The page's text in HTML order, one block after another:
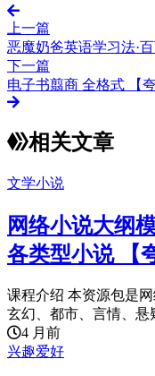
上一篇
恶魔奶爸英语学习法·
下一篇
电子书翦商 全格式 【
相关文章
文学小说
网络小说大纲
各类型小说 【
课程介绍 本资源包是
玄幻、都市、言情、悬
4 月前
兴趣爱好